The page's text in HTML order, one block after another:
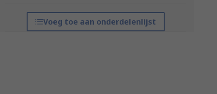
Voeg toe aan onderdelenlijst